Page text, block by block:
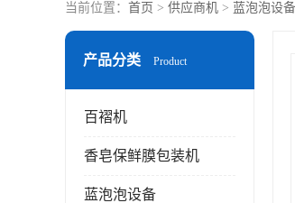
当前位置： 首页 > 供应商机 > 蓝泡泡设备
产品分类 Product
百褶机
香皂保鲜膜包装机
蓝泡泡设备